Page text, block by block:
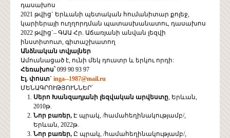
դասախոս
2021 թվից` Երևանի պետական հումանիտար քոլեջ,
կարիերայի ուղղորդման պատասխանատու, դասախոս
2022 թվից`– ԳԱԱ Հր. Աճառյանի անվան լեզվի
ինստիտուտ, գիտաշխատող
Անձնական տվյալներ
Ամուսնացած է, ունի մեկ դուստր և երկու որդի:
Հեռախոս՝099 90 93 97
Էլ. փոստ` inga--1987@mail.ru
ՄԵՆԱԳՐՈՒԹՅՈՒՆՆԵՐ՝
Սերո Խանզադյանի լեզվական արվեստը, Երևան,
2010թ.
Նոր բառեր, Է պրակ, /համահեղինակությամբ/,
Երևան, 2022թ.
Նոր բառեր, Ը պրակ, /համահեղինակությամբ/,